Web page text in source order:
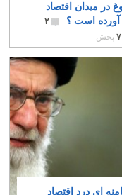
در میدان اقتصاد
است ؟
۲
پخش
ای درد اقتصاد